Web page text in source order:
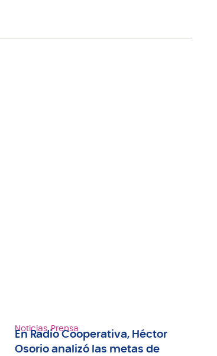
Noticias,Prensa
En Radio Cooperativa, Héctor
Osorio analizó las metas de